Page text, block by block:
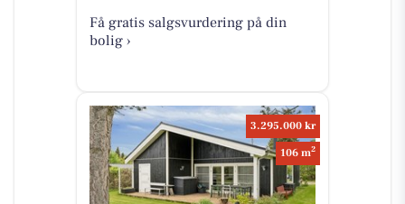
Få gratis salgsvurdering på din
bolig ›
3.295.000 kr
106 m2